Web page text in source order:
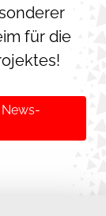
für die